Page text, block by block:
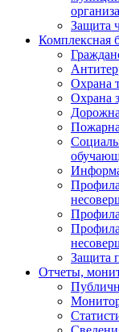
Защита
Комплексная
Охрана
Охрана
Защита
Отчеты,